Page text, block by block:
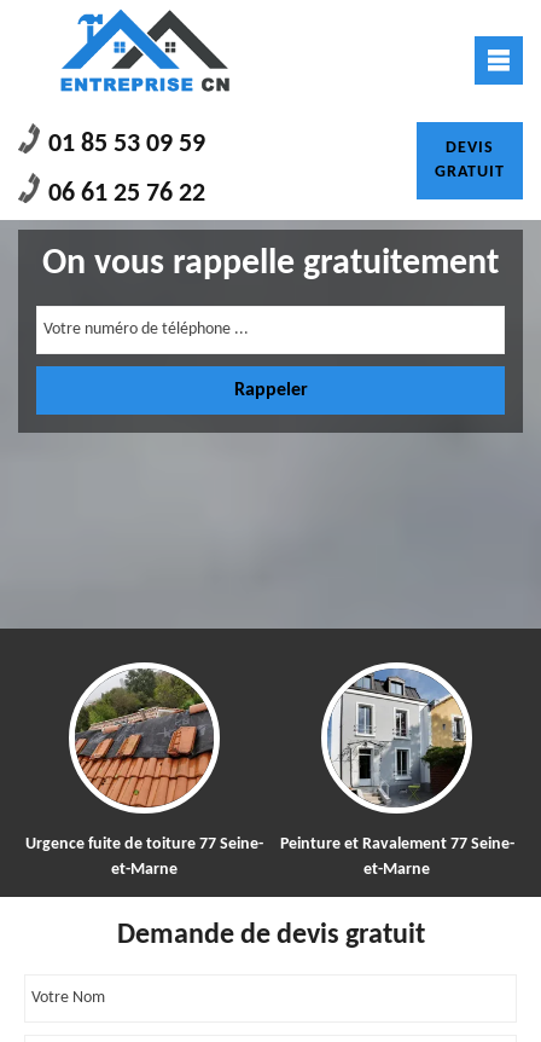
01 85 53 09 59
06 61 25 76 22
DEVIS
GRATUIT
On vous rappelle gratuitement
Urgence fuite de toiture 77 Seine-
et-Marne
Peinture et Ravalement 77 Seine-
et-Marne
Demande de devis gratuit